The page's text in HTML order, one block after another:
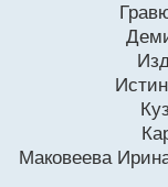
Маковеева